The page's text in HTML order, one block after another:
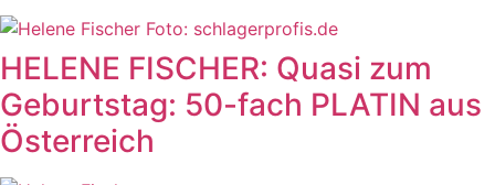
HELENE FISCHER: Quasi zum
Geburtstag: 50-fach PLATIN aus
Österreich